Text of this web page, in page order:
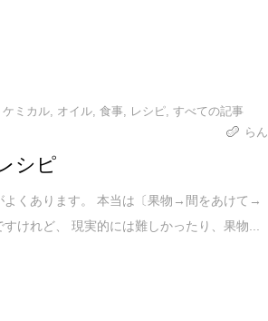
ケミカル オイル ,食事 レシピ ,すべての記事
らん
シピ
よくあります。 本当は〔果物→間をあけて→
けれど、 現実的には難しかったり、果物...